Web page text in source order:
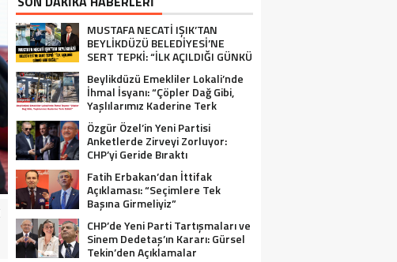
MUSTAFA NECATİ IŞIK’TAN
BEYLİKDÜZÜ BELEDİYESİ’NE
SERT TEPKİ: “İLK AÇILDIĞI GÜNKÜ
Beylikdüzü Emekliler Lokali’nde
İhmal İsyanı: “Çöpler Dağ Gibi,
Yaşlılarımız Kaderine Terk
Edildi!”
Özgür Özel’in Yeni Partisi
Anketlerde Zirveyi Zorluyor:
CHP’yi Geride Bıraktı
Fatih Erbakan’dan İttifak
Açıklaması: “Seçimlere Tek
Başına Girmeliyiz”
CHP’de Yeni Parti Tartışmaları ve
Sinem Dedetaş’ın Kararı: Gürsel
Tekin’den Açıklamalar